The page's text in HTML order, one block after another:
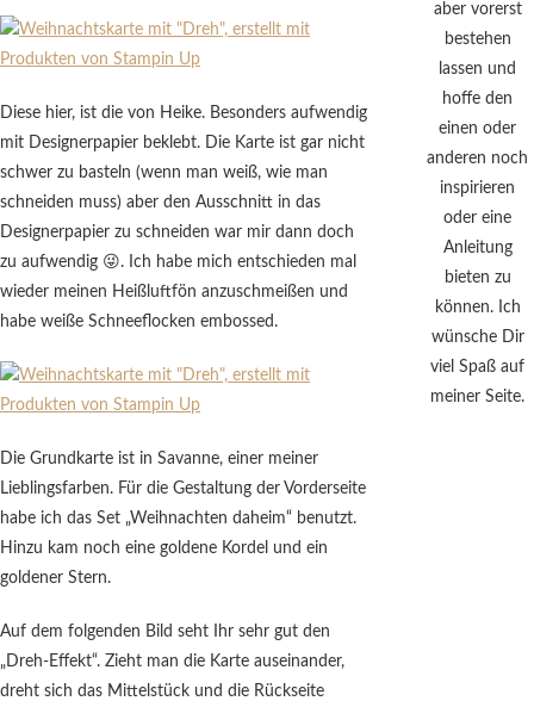
Diese hier, ist die von Heike. Besonders aufwendig
mit Designerpapier beklebt. Die Karte ist gar nicht
schwer zu basteln (wenn man weiß, wie man
schneiden muss) aber den Ausschnitt in das
Designerpapier zu schneiden war mir dann doch
zu aufwendig 😜. Ich habe mich entschieden mal
wieder meinen Heißluftfön anzuschmeißen und
habe weiße Schneeflocken embossed.
Die Grundkarte ist in Savanne, einer meiner
Lieblingsfarben. Für die Gestaltung der Vorderseite
habe ich das Set „Weihnachten daheim“ benutzt.
Hinzu kam noch eine goldene Kordel und ein
goldener Stern.
Auf dem folgenden Bild seht Ihr sehr gut den
„Dreh-Effekt“. Zieht man die Karte auseinander,
dreht sich das Mittelstück und die Rückseite
aber vorerst
bestehen
lassen und
hoffe den
einen oder
anderen noch
inspirieren
oder eine
Anleitung
bieten zu
können. Ich
wünsche Dir
viel Spaß auf
meiner Seite.